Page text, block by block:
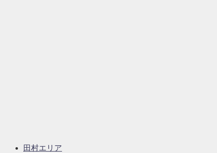
田村エリア